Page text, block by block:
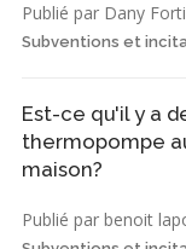
Publié par Dany
Subventions et
Est-ce qu'il y a
thermopompe
maison?
Publié par benoit